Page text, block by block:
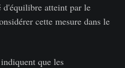
d'équilibre atteint par le
cette mesure dans le
que les